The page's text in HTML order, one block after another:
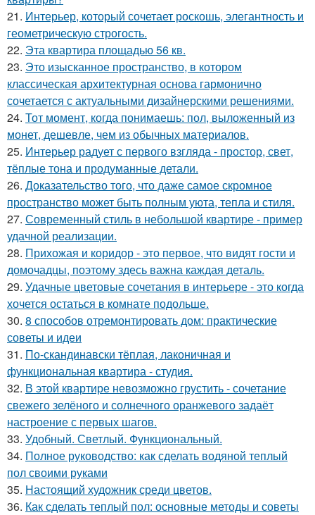
21. Интерьер, который сочетает роскошь, элегантность и
геометрическую строгость.
22. Эта квартира площадью 56 кв.
23. Это изысканное пространство, в котором
классическая архитектурная основа гармонично
сочетается с актуальными дизайнерскими решениями.
24. Тот момент, когда понимаешь: пол, выложенный из
монет, дешевле, чем из обычных материалов.
25. Интерьер радует с первого взгляда - простор, свет,
тёплые тона и продуманные детали.
26. Доказательство того, что даже самое скромное
пространство может быть полным уюта, тепла и стиля.
27. Современный стиль в небольшой квартире - пример
удачной реализации.
28. Прихожая и коридор - это первое, что видят гости и
домочадцы, поэтому здесь важна каждая деталь.
29. Удачные цветовые сочетания в интерьере - это когда
хочется остаться в комнате подольше.
30. 8 способов отремонтировать дом: практические
советы и идеи
31. По-скандинавски тёплая, лаконичная и
функциональная квартира - студия.
32. В этой квартире невозможно грустить - сочетание
свежего зелёного и солнечного оранжевого задаёт
настроение с первых шагов.
33. Удобный. Светлый. Функциональный.
34. Полное руководство: как сделать водяной теплый
пол своими руками
35. Настоящий художник среди цветов.
36. Как сделать теплый пол: основные методы и советы